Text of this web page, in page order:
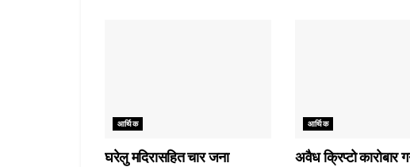
आर्थिक
घरेलु मदिरासहित चार जना
आर्थिक
अवैध क्रिप्टो कारोबार